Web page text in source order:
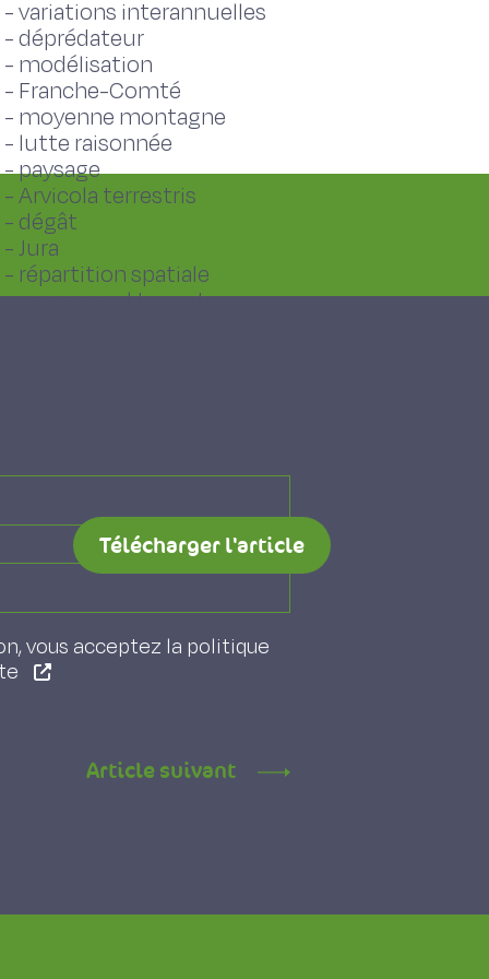
-variations interannuelles
-déprédateur
- modélisation
- Franche-Comté
- moyenne montagne
- lutte raisonnée
-paysage
-Arvicola terrestris
- dégât
-Jura
- répartition spatiale
-campagnol terrestre
Télécharger l'article
Article suivant
vous acceptez la politique